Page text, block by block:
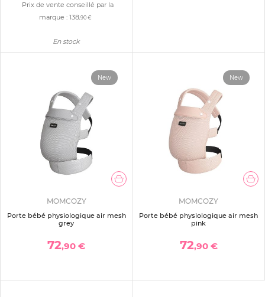
Prix de vente conseillé par la
marque : 138,90 €
En stock
New
MOMCOZY
Porte bébé physiologique air mesh
grey
72,90 €
New
MOMCOZY
Porte bébé physiologique air mesh
pink
72,90 €